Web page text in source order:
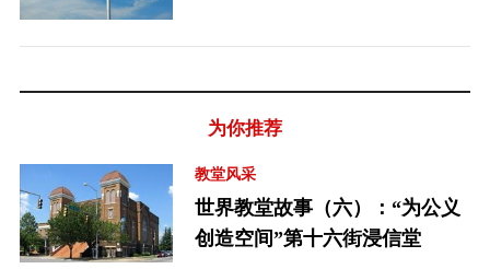
为你推荐
教堂风采
世界教堂故事（六）：“为公义
创造空间”第十六街浸信堂